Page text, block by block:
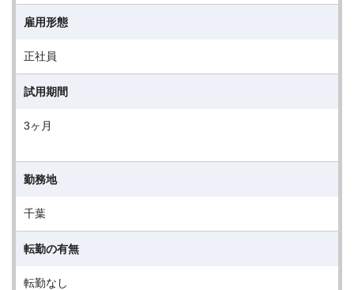
雇用形態
正社員
試用期間
3ヶ月
勤務地
千葉
転勤の有無
転勤なし